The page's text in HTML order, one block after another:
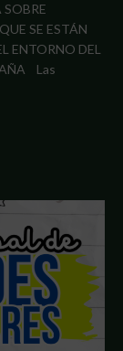
SE ESTÁN
ENTORNO DEL
Las